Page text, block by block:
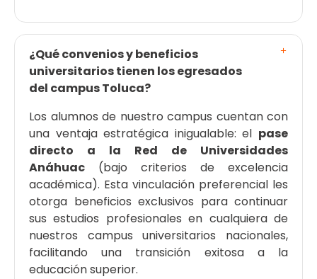
¿Qué convenios y beneficios
universitarios tienen los egresados
del campus Toluca?
Los alumnos de nuestro campus cuentan con
una ventaja estratégica inigualable: el pase
directo a la Red de Universidades
Anáhuac (bajo criterios de excelencia
académica). Esta vinculación preferencial les
otorga beneficios exclusivos para continuar
sus estudios profesionales en cualquiera de
nuestros campus universitarios nacionales,
facilitando una transición exitosa a la
educación superior.